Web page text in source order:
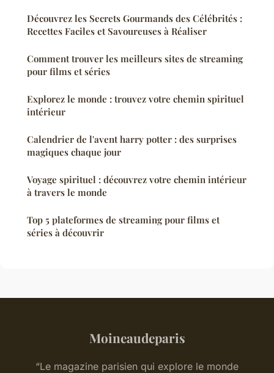
Découvrez les Secrets Gourmands des Célébrités :
Recettes Faciles et Savoureuses à Réaliser
Comment trouver les meilleurs sites de streaming
pour films et séries
Explorez le monde : trouvez votre chemin spirituel
intérieur
Calendrier de l'avent harry potter : des surprises
magiques chaque jour
Voyage spirituel : découvrez votre chemin intérieur
à travers le monde
Top 5 plateformes de streaming pour films et
séries à découvrir
Moineaudeparis
“Le magazine parisien qui explore le monde